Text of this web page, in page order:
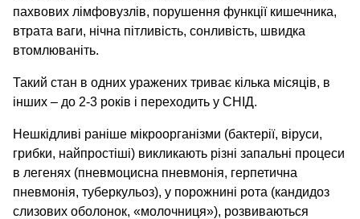
пахвових лімфовузлів, порушення функції кишечника,
втрата ваги, нічна пітливість, сонливість, швидка
втомлюваніть.
Такий стан в одних уражених триває кілька місяців, в
інших – до 2-3 років і переходить у СНІД.
Нешкідливі раніше мікроорганізми (бактерії, віруси,
грибки, найпростіші) викликають різні запальні процеси
в легенях (пневмоцисна пневмонія, герпетична
пневмонія, туберкульоз), у порожнині рота (кандидоз
слизових оболонок, «молочниця»), розвиваються